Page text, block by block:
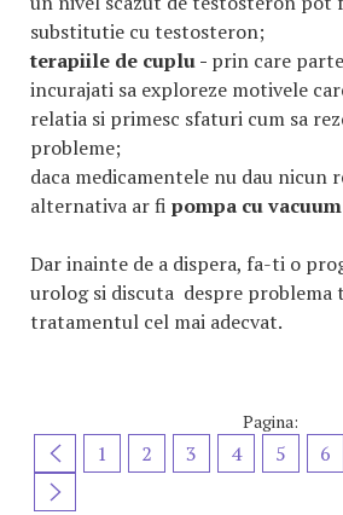
substitutie cu testosteron;
terapiile de cuplu - prin care
incurajati sa exploreze motivele
relatia si primesc sfaturi cum sa
probleme;
daca medicamentele nu dau nicun
alternativa ar fi pompa cu
Dar inainte de a dispera, fa-ti o
urolog si discuta despre problema
tratamentul cel mai adecvat.
Pagina:
1 2 3 4 5 6